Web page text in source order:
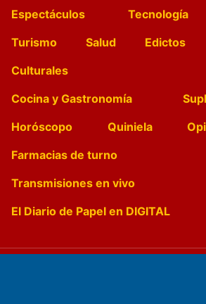
Espectáculos
Tecnología
Turismo
Salud Edictos
Culturales
Cocina y Gastronomía
Horóscopo
Quiniela
Farmacias de turno
Transmisiones en vivo
El Diario de Papel en DIGITAL